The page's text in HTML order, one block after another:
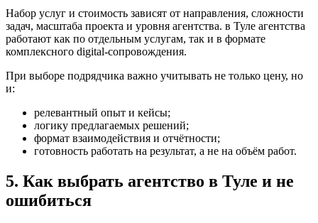
Набор услуг и стоимость зависят от направления, сложности
задач, масштаба проекта и уровня агентства. в Туле агентства
работают как по отдельным услугам, так и в формате
комплексного digital-сопровождения.
При выборе подрядчика важно учитывать не только цену, но
и:
релевантный опыт и кейсы;
логику предлагаемых решений;
формат взаимодействия и отчётности;
готовность работать на результат, а не на объём работ.
5. Как выбрать агентство в Туле и не
ошибиться